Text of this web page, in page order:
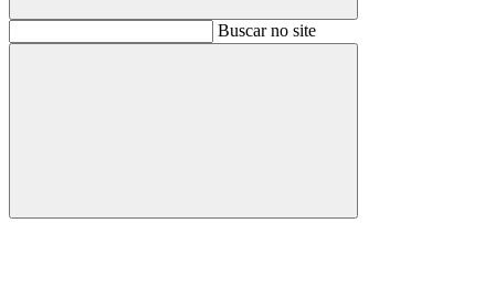
BuscarBuscar no site
Buscar